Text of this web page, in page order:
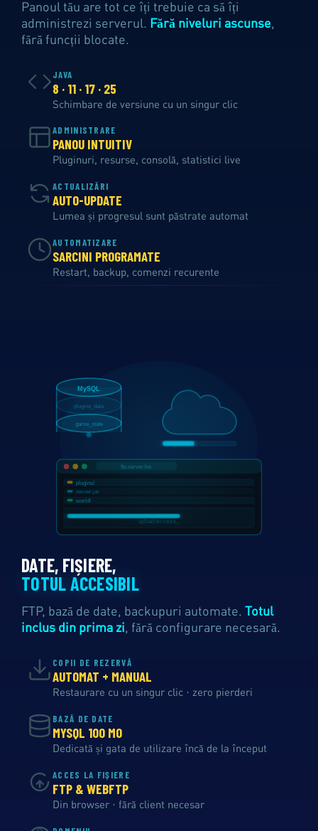
Panoul tău are tot ce îți trebuie ca să îți
administrezi serverul. Fără niveluri ascunse,
fără funcții blocate.
ADMINISTRARE
PANOU INTUITIV
Pluginuri, resurse, consolă, statistici live
JAVA
8 · 11 · 17 · 25
Schimbare de versiune cu un singur clic
ACTUALIZĂRI
AUTO-UPDATE
Lumea și progresul sunt păstrate automat
AUTOMATIZARE
SARCINI PROGRAMATE
Restart, backup, comenzi recurente
DATE, FIȘIERE,
TOTUL ACCESIBIL
FTP, bază de date, backupuri automate. Totul
inclus din prima zi, fără configurare necesară.
BAZĂ DE DATE
MYSQL 100 MO
Dedicată și gata de utilizare încă de la început
COPII DE REZERVĂ
AUTOMAT + MANUAL
Restaurare cu un singur clic · zero pierderi
ACCES LA FIȘIERE
FTP & WEBFTP
Din browser · fără client necesar